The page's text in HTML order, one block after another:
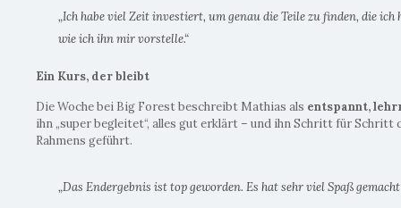
„Ich habe viel Zeit investiert, um genau die Teile zu finden, die
wie ich ihn mir vorstelle.“
Ein Kurs, der bleibt
Die Woche bei Big Forest beschreibt Mathias als entspannt,
ihn „super begleitet“, alles gut erklärt – und ihn Schritt für Schritt
Rahmens geführt.
„Das Endergebnis ist top geworden. Es hat sehr viel Spaß